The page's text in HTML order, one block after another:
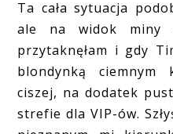
Ta cała sytuacja
ale na widok miny
przytaknęłam i gdy
blondynką ciemnym
ciszej, na dodatek
strefie dla VIP-ów.